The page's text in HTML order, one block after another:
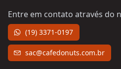
Entre em contato através do
(19) 3371-0197
sac@cafedonuts.com.br